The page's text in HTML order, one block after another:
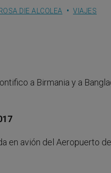
ROSA DIE ALCOLEA VIAJES
a Birmania y a
en avión del Aeropuerto